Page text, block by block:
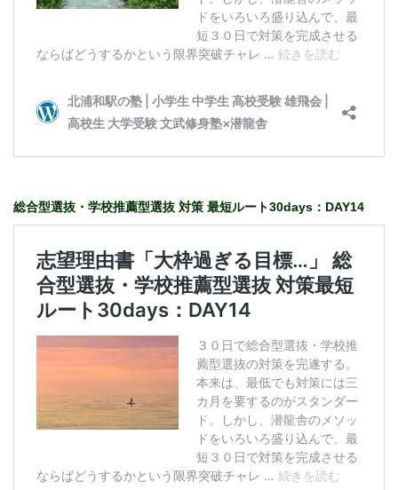
総合型選抜・学校推薦型選抜 対策 最短ルート30days：DAY14